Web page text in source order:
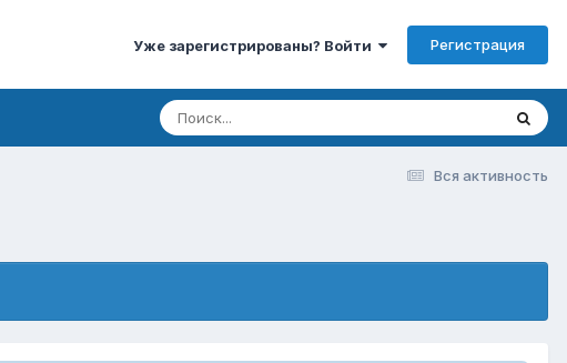
Уже зарегистрированы? Войти Регистрация
Вся активность